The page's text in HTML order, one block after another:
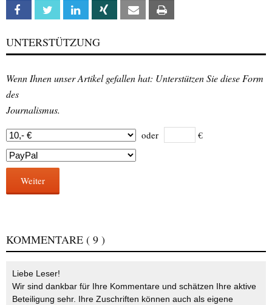
Facebook Twitter Linkedin Xing Email
UNTERSTÜTZUNG
Wenn Ihnen unser Artikel gefallen hat: Unterstützen Sie diese Form
des
Journalismus.
oder €
Weiter
KOMMENTARE ( 9 )
Liebe Leser!
Wir sind dankbar für Ihre Kommentare und schätzen Ihre aktive
Beteiligung sehr. Ihre Zuschriften können auch als eigene